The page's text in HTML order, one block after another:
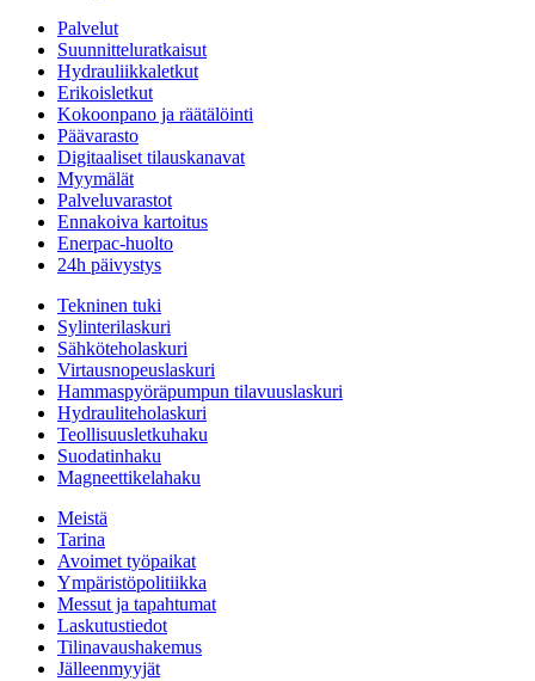
Palvelut
Suunnitteluratkaisut
Hydrauliikkaletkut
Erikoisletkut
Kokoonpano ja räätälöinti
Päävarasto
Digitaaliset tilauskanavat
Myymälät
Palveluvarastot
Ennakoiva kartoitus
Enerpac-huolto
24h päivystys
Tekninen tuki
Sylinterilaskuri
Sähköteholaskuri
Virtausnopeuslaskuri
Hammaspyöräpumpun tilavuuslaskuri
Hydrauliteholaskuri
Teollisuusletkuhaku
Suodatinhaku
Magneettikelahaku
Meistä
Tarina
Avoimet työpaikat
Ympäristöpolitiikka
Messut ja tapahtumat
Laskutustiedot
Tilinavaushakemus
Jälleenmyyjät